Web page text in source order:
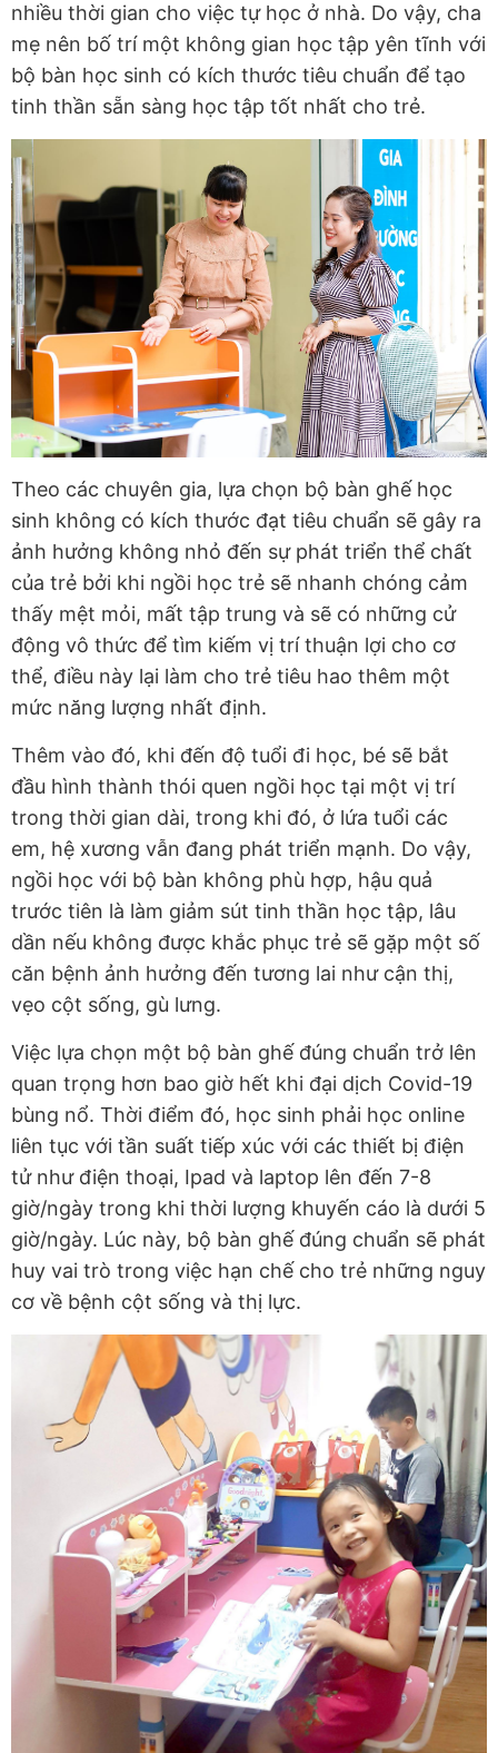
nhiều thời gian cho việc tự học ở nhà. Do vậy, cha
mẹ nên bố trí một không gian học tập yên tĩnh với
bộ bàn học sinh có kích thước tiêu chuẩn để tạo
tinh thần sẵn sàng học tập tốt nhất cho trẻ.
Theo các chuyên gia, lựa chọn bộ bàn ghế học
sinh không có kích thước đạt tiêu chuẩn sẽ gây ra
ảnh hưởng không nhỏ đến sự phát triển thể chất
của trẻ bởi khi ngồi học trẻ sẽ nhanh chóng cảm
thấy mệt mỏi, mất tập trung và sẽ có những cử
động vô thức để tìm kiếm vị trí thuận lợi cho cơ
thể, điều này lại làm cho trẻ tiêu hao thêm một
mức năng lượng nhất định.
Thêm vào đó, khi đến độ tuổi đi học, bé sẽ bắt
đầu hình thành thói quen ngồi học tại một vị trí
trong thời gian dài, trong khi đó, ở lứa tuổi các
em, hệ xương vẫn đang phát triển mạnh. Do vậy,
ngồi học với bộ bàn không phù hợp, hậu quả
trước tiên là làm giảm sút tinh thần học tập, lâu
dần nếu không được khắc phục trẻ sẽ gặp một số
căn bệnh ảnh hưởng đến tương lai như cận thị,
vẹo cột sống, gù lưng.
Việc lựa chọn một bộ bàn ghế đúng chuẩn trở lên
quan trọng hơn bao giờ hết khi đại dịch Covid-19
bùng nổ. Thời điểm đó, học sinh phải học online
liên tục với tần suất tiếp xúc với các thiết bị điện
tử như điện thoại, Ipad và laptop lên đến 7-8
giờ/ngày trong khi thời lượng khuyến cáo là dưới 5
giờ/ngày. Lúc này, bộ bàn ghế đúng chuẩn sẽ phát
huy vai trò trong việc hạn chế cho trẻ những nguy
cơ về bệnh cột sống và thị lực.